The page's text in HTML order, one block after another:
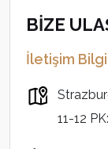
BİZE
İletişim
11-12